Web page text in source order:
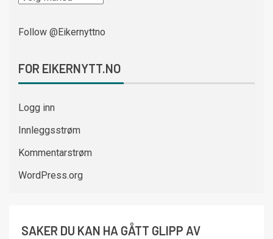
Follow @Eikernyttno
FOR EIKERNYTT.NO
Logg inn
Innleggsstrøm
Kommentarstrøm
WordPress.org
SAKER DU KAN HA GÅTT GLIPP AV